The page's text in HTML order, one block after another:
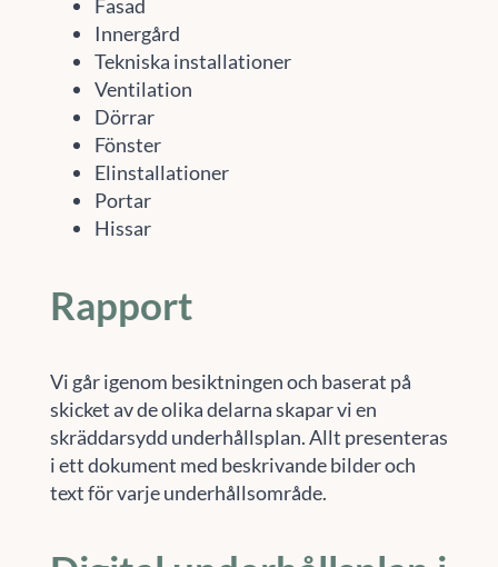
Fasad
Innergård
Tekniska installationer
Ventilation
Dörrar
Fönster
Elinstallationer
Portar
Hissar
Rapport
Vi går igenom besiktningen och baserat på
skicket av de olika delarna skapar vi en
skräddarsydd underhållsplan. Allt presenteras
i ett dokument med beskrivande bilder och
text för varje underhållsområde.